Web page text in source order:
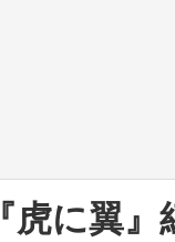
『虎に翼